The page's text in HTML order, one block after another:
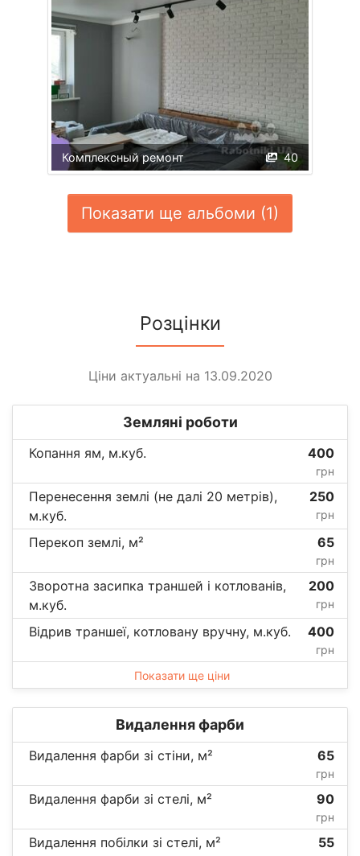
40
Комплексный ремонт
Показати ще альбоми (1)
Розцінки
Ціни актуальні на 13.09.2020
Земляні роботи
Копання ям, м.куб. 400
грн
Перенесення землі (не далі 20 метрів),
м.куб.
250
грн
Перекоп землі, м² 65
грн
Зворотна засипка траншей і котлованів,
м.куб.
200
грн
Відрив траншеї, котловану вручну, м.куб. 400
грн
Показати ще ціни
Видалення фарби
Видалення фарби зі стіни, м² 65
грн
Видалення фарби зі стелі, м² 90
грн
Видалення побілки зі стелі, м² 55